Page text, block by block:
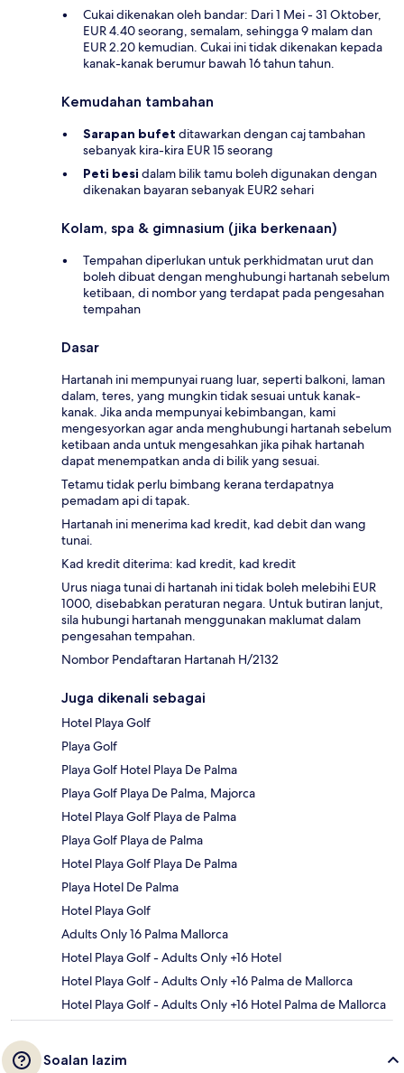
Cukai dikenakan oleh bandar: Dari 1 Mei - 31 Oktober,
EUR 4.40 seorang, semalam, sehingga 9 malam dan
EUR 2.20 kemudian. Cukai ini tidak dikenakan kepada
kanak-kanak berumur bawah 16 tahun tahun.
Kemudahan tambahan
Sarapan bufet ditawarkan dengan caj tambahan
sebanyak kira-kira EUR 15 seorang
Peti besi dalam bilik tamu boleh digunakan dengan
dikenakan bayaran sebanyak EUR2 sehari
Kolam, spa & gimnasium (jika berkenaan)
Tempahan diperlukan untuk perkhidmatan urut dan
boleh dibuat dengan menghubungi hartanah sebelum
ketibaan, di nombor yang terdapat pada pengesahan
tempahan
Dasar
Hartanah ini mempunyai ruang luar, seperti balkoni, laman
dalam, teres, yang mungkin tidak sesuai untuk kanak-
kanak. Jika anda mempunyai kebimbangan, kami
mengesyorkan agar anda menghubungi hartanah sebelum
ketibaan anda untuk mengesahkan jika pihak hartanah
dapat menempatkan anda di bilik yang sesuai.
Tetamu tidak perlu bimbang kerana terdapatnya
pemadam api di tapak.
Hartanah ini menerima kad kredit, kad debit dan wang
tunai.
Kad kredit diterima: kad kredit, kad kredit
Urus niaga tunai di hartanah ini tidak boleh melebihi EUR
1000, disebabkan peraturan negara. Untuk butiran lanjut,
sila hubungi hartanah menggunakan maklumat dalam
pengesahan tempahan.
Nombor Pendaftaran Hartanah H/2132
Juga dikenali sebagai
Hotel Playa Golf
Playa Golf
Playa Golf Hotel Playa De Palma
Playa Golf Playa De Palma, Majorca
Hotel Playa Golf Playa de Palma
Playa Golf Playa de Palma
Hotel Playa Golf Playa De Palma
Playa Hotel De Palma
Hotel Playa Golf
Adults Only 16 Palma Mallorca
Hotel Playa Golf - Adults Only +16 Hotel
Hotel Playa Golf - Adults Only +16 Palma de Mallorca
Hotel Playa Golf - Adults Only +16 Hotel Palma de Mallorca
Soalan lazim